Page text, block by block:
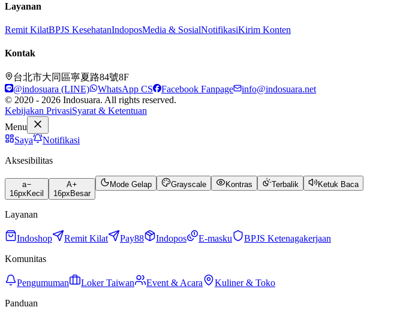
Layanan
Remit KilatBPJS KesehatanIndoposMedia & SosialNotifikasiKirim Konten
Kontak
台北市大同區寧夏路84號8F
@indosuara (LINE)
WhatsApp CS Facebook Fanpage
info@indosuara.net
© 2020 - 2026 Indosuara. All rights reserved.
Kebijakan PrivasiSyarat & Ketentuan
Menu
Saya
Notifikasi
Aksesibilitas
a
16px Kecil
A
16px Besar
Mode Gelap Grayscale Kontras Terbalik Ketuk Baca
Layanan
Indoshop Remit Kilat Pay88 Indopos E-masku
BPJS Ketenagakerjaan
Komunitas
Pengumuman Loker Taiwan Event & Acara
Kuliner & Toko
Panduan